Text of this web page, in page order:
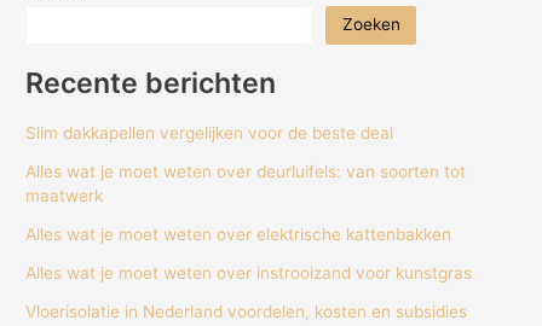
Zoeken
Recente berichten
Slim dakkapellen vergelijken voor de beste deal
Alles wat je moet weten over deurluifels: van soorten tot
maatwerk
Alles wat je moet weten over elektrische kattenbakken
Alles wat je moet weten over instrooizand voor kunstgras
Vloerisolatie in Nederland voordelen, kosten en subsidies